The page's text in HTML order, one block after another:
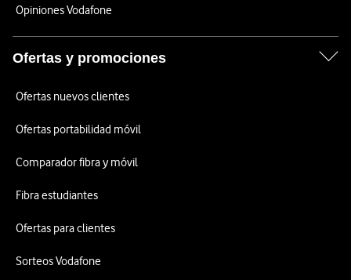
Opiniones Vodafone
Ofertas y promociones
Ofertas nuevos clientes
Ofertas portabilidad móvil
Comparador fibra y móvil
Fibra estudiantes
Ofertas para clientes
Sorteos Vodafone